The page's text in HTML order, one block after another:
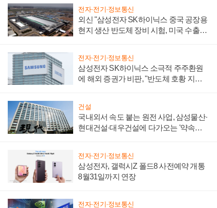
전자·전기·정보통신
외신 "삼성전자 SK하이닉스 중국 공장용
현지 생산 반도체 장비 시험, 미국 수출통
전자·전기·정보통신
삼성전자 SK하이닉스 소극적 주주환원
에 해외 증권가 비판, "반도체 호황 지속
건설
국내외서 속도 붙는 원전 사업, 삼성물산·
현대건설·대우건설에 다가오는 '약속의
전자·전기·정보통신
삼성전자, 갤럭시Z 폴드8 사전예약 개통
8월31일까지 연장
전자·전기·정보통신